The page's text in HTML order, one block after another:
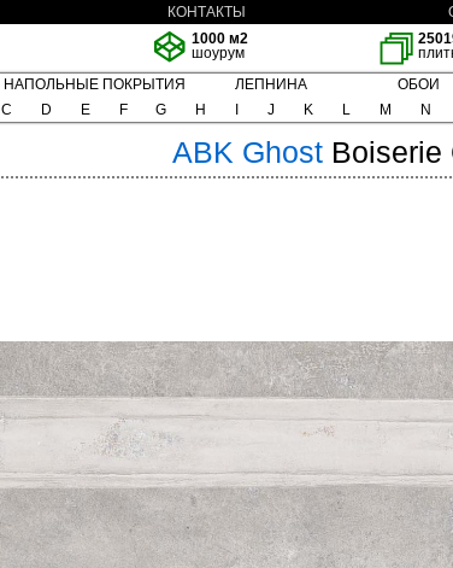
КОНТАКТЫ
1000 м2
шоурум
НАПОЛЬНЫЕ ПОКРЫТИЯ ЛЕПНИНА ОБОИ
C D E F G H J K L M N
ABK Ghost Boiserie